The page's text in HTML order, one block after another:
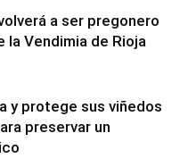
a ser pregonero
la Vendimia de Rioja
y protege sus viñedos
preservar un